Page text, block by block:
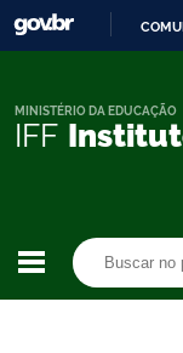
IFF
MINISTÉRIO DA EDUCAÇÃO